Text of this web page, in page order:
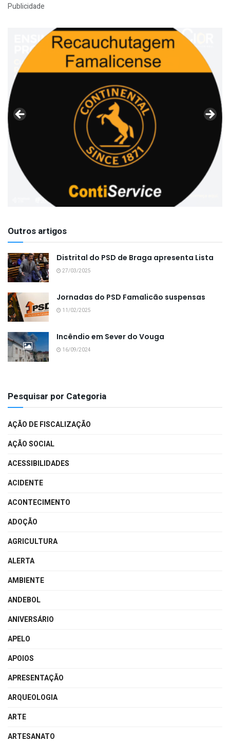
Publicidade
Outros artigos
Distrital do PSD de Braga apresenta Lista
27/03/2025
Jornadas do PSD Famalicão suspensas
11/02/2025
Incêndio em Sever do Vouga
16/09/2024
Pesquisar por Categoria
AÇÃO DE FISCALIZAÇÃO
AÇÃO SOCIAL
ACESSIBILIDADES
ACIDENTE
ACONTECIMENTO
ADOÇÃO
AGRICULTURA
ALERTA
AMBIENTE
ANDEBOL
ANIVERSÁRIO
APELO
APOIOS
APRESENTAÇÃO
ARQUEOLOGIA
ARTE
ARTESANATO